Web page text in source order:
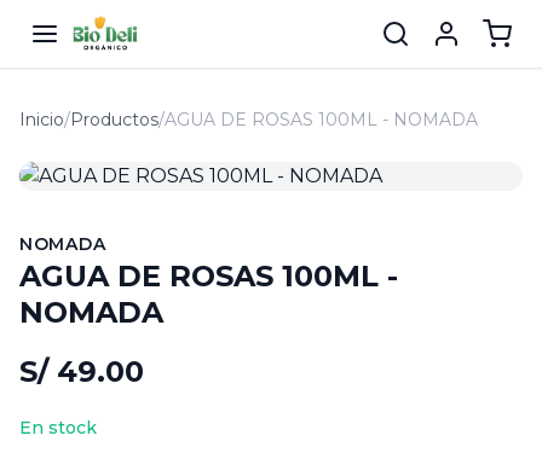
Inicio/Productos/AGUA DE ROSAS 100ML - NOMADA
NOMADA
AGUA DE ROSAS 100ML -
NOMADA
S/ 49.00
En stock